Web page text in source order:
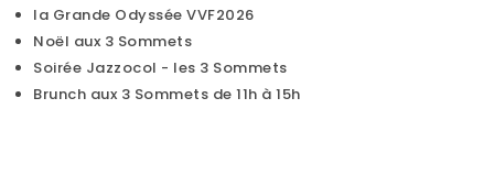
la Grande Odyssée VVF2026
Noël aux 3 Sommets
Soirée Jazzocol - les 3 Sommets
Brunch aux 3 Sommets de 11h à 15h